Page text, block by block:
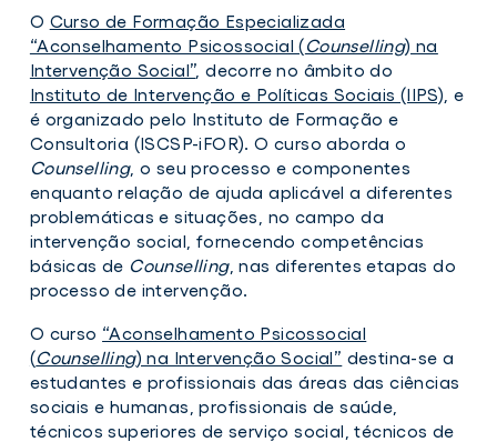
Curso
de
Formação
Especializada
“Aconselhamento
Psicossocial
(Counselling)
na
Intervenção
O Curso de Formação Especializada
“Aconselhamento Psicossocial (Counselling) na
Intervenção Social”, decorre no âmbito do
Instituto de Intervenção e Políticas Sociais (IIPS) , e
é organizado pelo Instituto de Formação e
Consultoria (ISCSP-iFOR). O curso aborda o
Counselling, o seu processo e componentes
enquanto relação de ajuda aplicável a diferentes
problemáticas e situações, no campo da
intervenção social, fornecendo competências
básicas de Counselling, nas diferentes etapas do
processo de intervenção.
O curso “Aconselhamento Psicossocial
(Counselling) na Intervenção Social” destina-se a
estudantes e profissionais das áreas das ciências
sociais e humanas, profissionais de saúde,
técnicos superiores de serviço social, técnicos de